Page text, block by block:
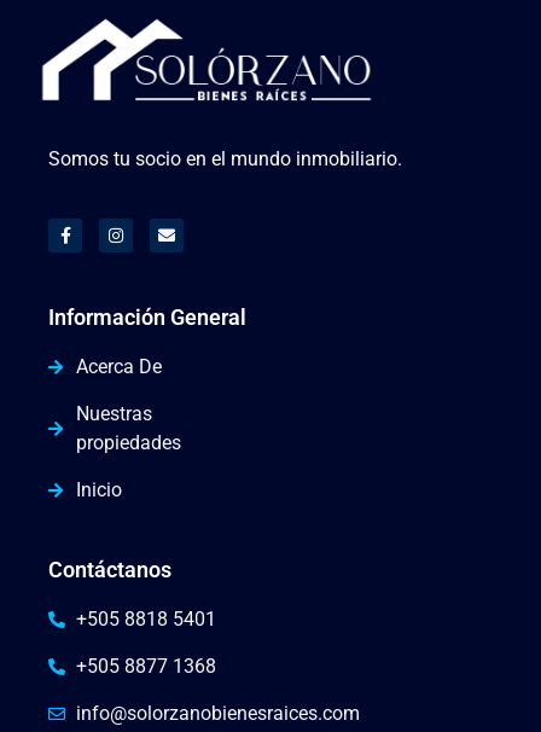
Somos tu socio en el mundo inmobiliario.
Información General
Acerca De
Nuestras
propiedades
Inicio
Contáctanos
+505 8818 5401
+505 8877 1368
info@solorzanobienesraices.com